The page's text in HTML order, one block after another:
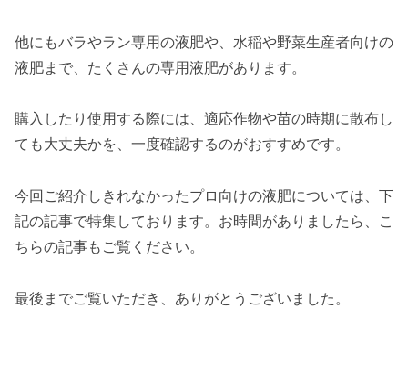
他にもバラやラン専用の液肥や、水稲や野菜生産者向けの
液肥まで、たくさんの専用液肥があります。
購入したり使用する際には、適応作物や苗の時期に散布し
ても大丈夫かを、一度確認するのがおすすめです。
今回ご紹介しきれなかったプロ向けの液肥については、下
記の記事で特集しております。お時間がありましたら、こ
ちらの記事もご覧ください。
最後までご覧いただき、ありがとうございました。